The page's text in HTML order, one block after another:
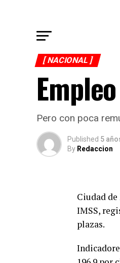
[ NACIONAL ]
Pero con poca
Published 5
By Redaccion
Ciudad
IMSS,
plazas.